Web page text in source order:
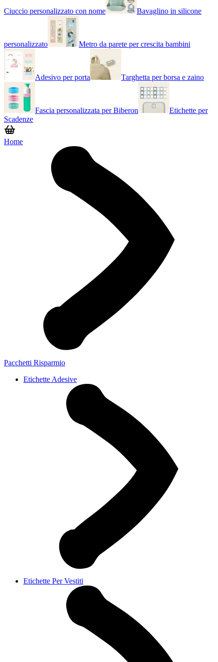
Ciuccio personalizzato con nome Bavaglino in silicone
personalizzato Metro da parete per crescita bambini
Adesivo per porta Targhetta per borsa e zaino
Fascia personalizzata per Biberon
Etichette per
Scadenze
Home
Pacchetti Risparmio
Etichette Adesive
Etichette Per Vestiti